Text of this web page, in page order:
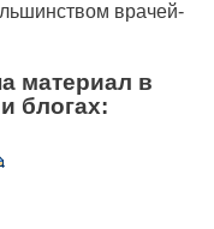
врачей-
материал в
блогах: